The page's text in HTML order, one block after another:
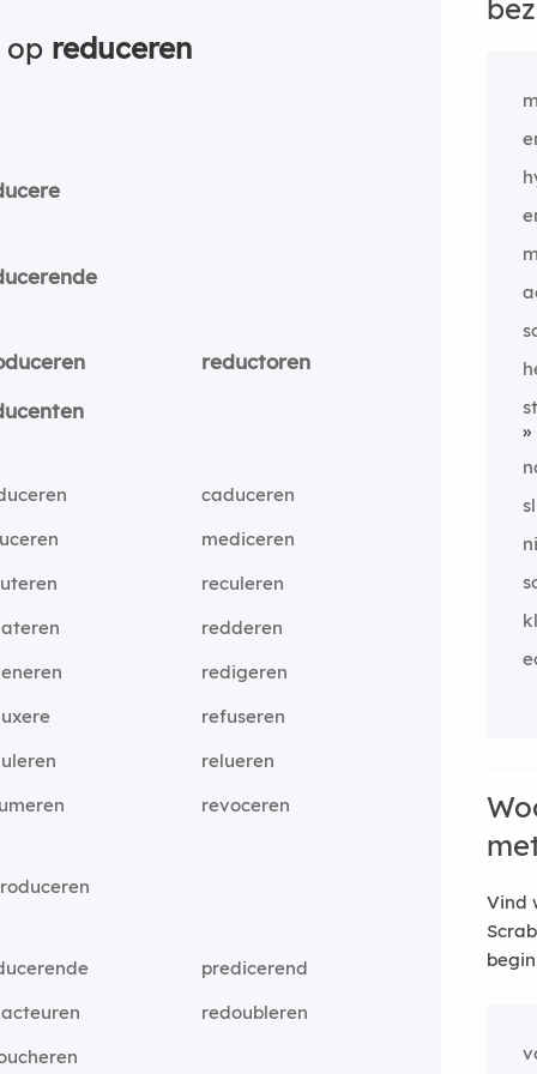
op reduceren
reductoren
caduceren
mediceren
reculeren
redderen
redigeren
refuseren
relueren
revoceren
predicerend
redoubleren
Vind